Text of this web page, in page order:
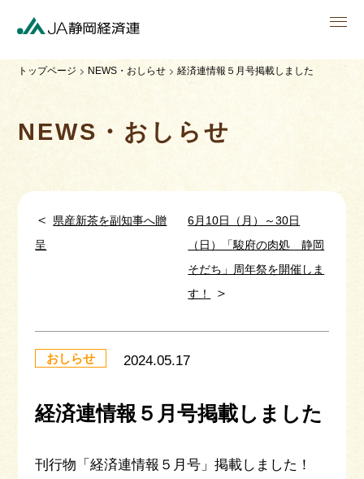
トップページ NEWS・おしらせ 経済連情報５月号掲載しました
NEWS・おしらせ
＜
県産新茶を副知事へ贈
呈
6月10日（月）～30日
（日）「駿府の肉処 静岡
そだち」周年祭を開催しま
す！
＞
おしらせ 2024.05.17
経済連情報５月号掲載しました
刊行物「経済連情報５月号」掲載しました！